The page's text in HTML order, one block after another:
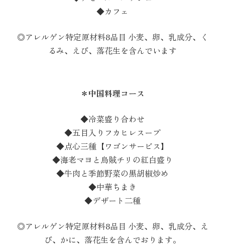
◆カフェ
◎アレルゲン特定原材料8品目 小麦、卵、乳成分、く
るみ、えび、落花生を含んでいます
＊中国料理コース
◆冷菜盛り合わせ
◆五目入りフカヒレスープ
◆点心三種【ワゴンサービス】
◆海老マヨと烏賊チリの紅白盛り
◆牛肉と季節野菜の黒胡椒炒め
◆中華ちまき
◆デザート二種
◎アレルゲン特定原材料8品目 小麦、卵、乳成分、え
び、かに、落花生を含んでおります。